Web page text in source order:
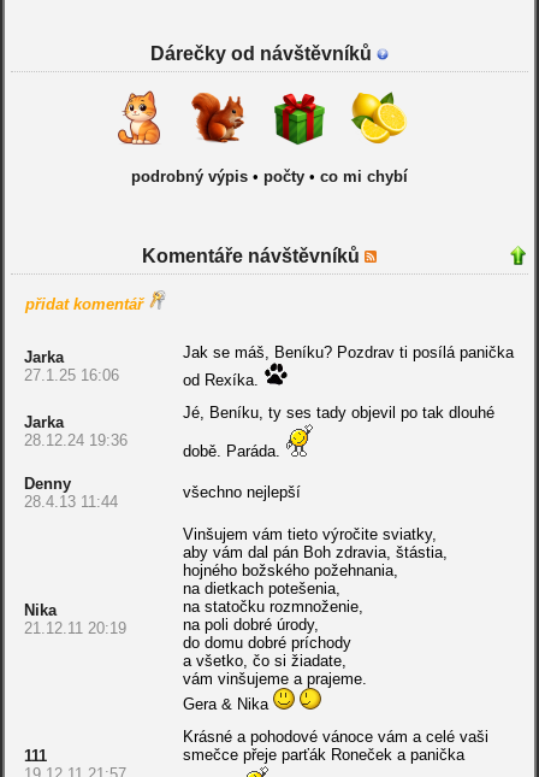
Dárečky od návštěvníků
podrobný výpis• počty• co mi chybí
Komentáře návštěvníků
přidat komentář
Jarka
27.1.25 16:06
Jak se máš, Beníku? Pozdrav ti posílá panička
od Rexíka.
Jarka
28.12.24 19:36
Jé, Beníku, ty ses tady objevil po tak dlouhé
době. Paráda.
Denny
28.4.13 11:44
všechno nejlepší
Nika
21.12.11 20:19
Vinšujem vám tieto výročite sviatky,
aby vám dal pán Boh zdravia, štástia,
hojného božského požehnania,
na dietkach potešenia,
na statočku rozmnoženie,
na poli dobré úrody,
do domu dobré príchody
a všetko, čo si žiadate,
vám vinšujeme a prajeme.
Gera & Nika
111
Krásné a pohodové vánoce vám a celé vaši
smečce přeje parťák Roneček a panička